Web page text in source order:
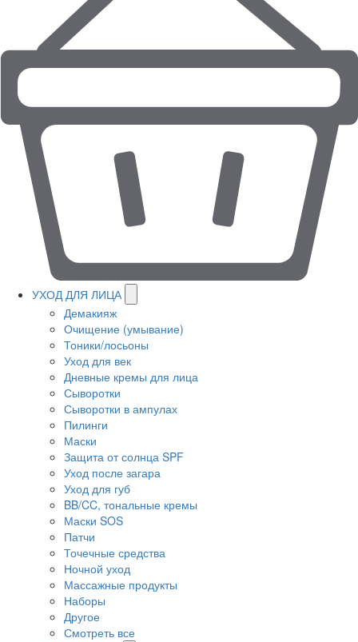
УХОД ДЛЯ ЛИЦА
Демакияж
Очищение (умывание)
Тоники/лосьоны
Уход для век
Дневные кремы для лица
Сыворотки
Сыворотки в ампулах
Пилинги
Маски
Защита от солнца SPF
Уход после загара
Уход для губ
BB/CC, тональные кремы
Маски SOS
Патчи
Точечные средства
Ночной уход
Массажные продукты
Наборы
Другое
Смотреть все